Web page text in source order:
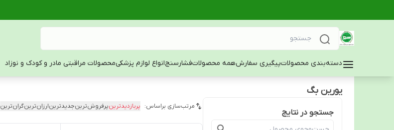
دسته‌بندی محصولاتپیگیری سفارشهمه محصولاتفشارسنجانواع لوازم پزشکیمحصولات مراقبتی مادر و کودک و نوزاد
یورین بگ
جستجو در نتایج
مرتب‌سازی براساس: پربازدیدترینپرفروش‌ترینجدیدترینارزان‌ترینگران‌ترین